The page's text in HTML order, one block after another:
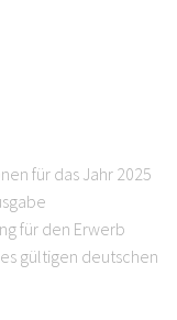
für das Jahr 2025
für den Erwerb
gültigen deutschen